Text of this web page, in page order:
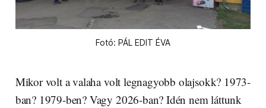
Fotó: PÁL EDIT ÉVA
Mikor volt a valaha volt legnagyobb olajsokk? 1973-
ban? 1979-ben? Vagy 2026-ban? Idén nem láttunk